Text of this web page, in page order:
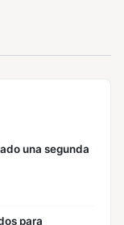
una segunda
para